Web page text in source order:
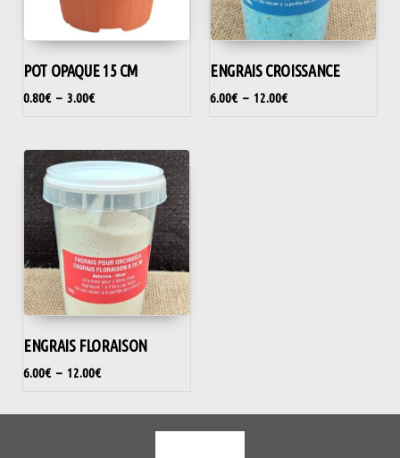
POT OPAQUE 15 CM
0.80€ – 3.00€
ENGRAIS CROISSANCE
6.00€ – 12.00€
ENGRAIS FLORAISON
6.00€ – 12.00€